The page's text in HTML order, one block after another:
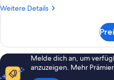
Weitere Details
Weitere
Melde dich an, um
anzuzeigen. Mehr